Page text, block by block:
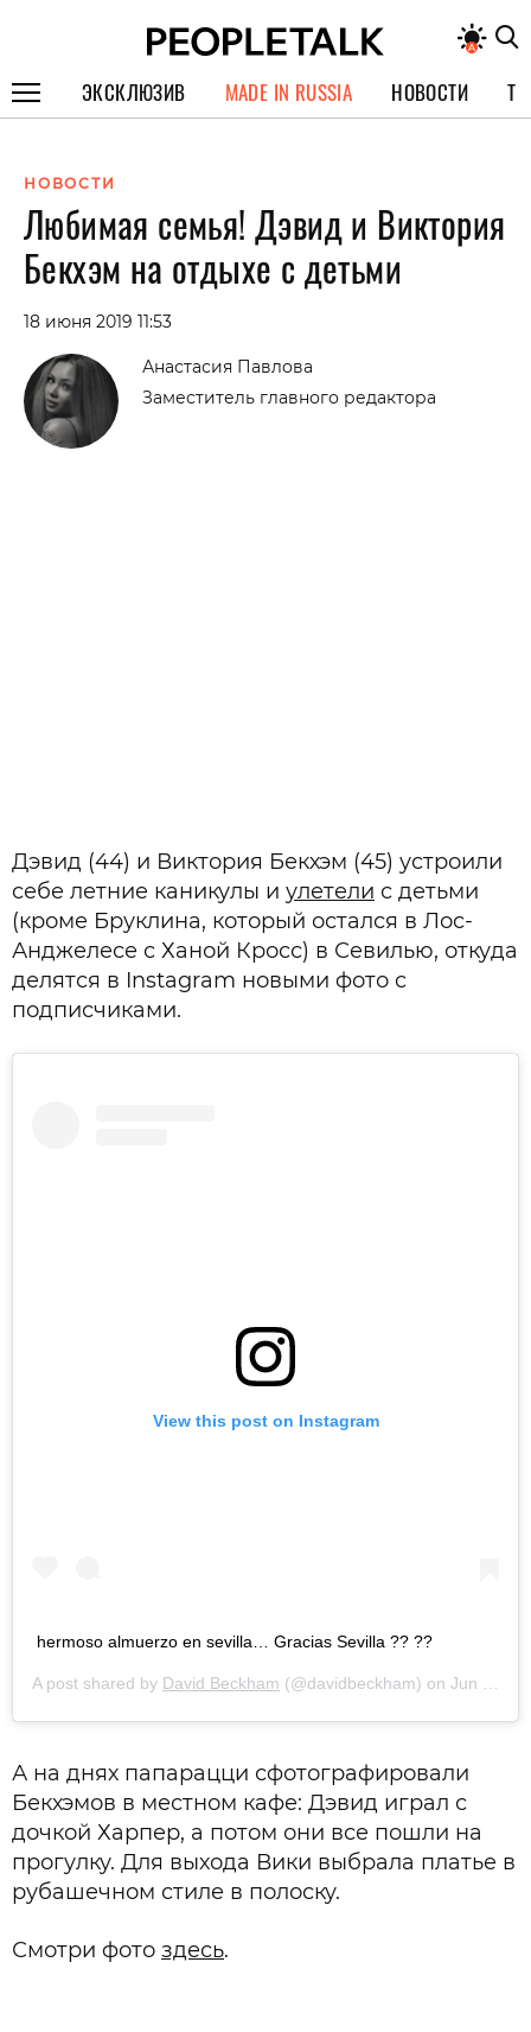
ЭКСКЛЮЗИВ
СПЕЦПРОЕКТЫ
ИНТЕРВЬЮ
ПОКОЛЕНИЕ
MADE IN RUSSIA НОВОСТИ
НОВОСТИ
Любимая семья! Дэвид и Виктория
Бекхэм на отдыхе с детьми
18 июня 2019 11:53
Анастасия Павлова
Заместитель главного редактора
Дэвид (44) и Виктория Бекхэм (45) устроили
себе летние каникулы и улетели с детьми
(кроме Бруклина, который остался в Лос-
Анджелесе с Ханой Кросс) в Севилью, откуда
делятся в Instagram новыми фото с
подписчиками.
View this post on Instagram
hermoso almuerzo en sevilla… Gracias Sevilla ?? ??
A post shared by David Beckham (@davidbeckham) on Jun 16, 2019 at 7:36am PDT
А на днях папарацци сфотографировали
Бекхэмов в местном кафе: Дэвид играл с
дочкой Харпер, а потом они все пошли на
прогулку. Для выхода Вики выбрала платье в
рубашечном стиле в полоску.
Смотри фото здесь.